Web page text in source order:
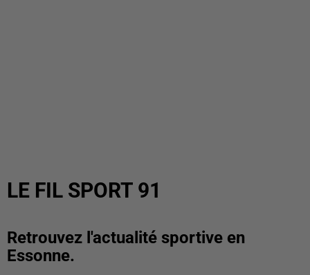
LE FIL SPORT 91
Retrouvez l'actualité sportive en
Essonne.